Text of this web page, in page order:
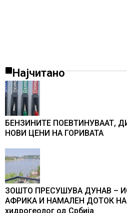
Најчитано
БЕНЗИНИТЕ ПОЕВТИНУВААТ,
НОВИ ЦЕНИ НА ГОРИВАТА
ЗОШТО ПРЕСУШУВА ДУНАВ –
АФРИКА И НАМАЛЕН ДОТОК НА
хидрогеолог од Србија